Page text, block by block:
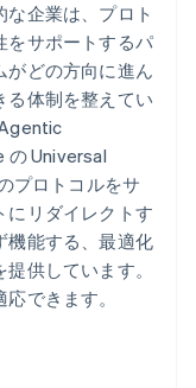
な企業は、プロト
をサポートするパ
がどの方向に進ん
る体制を整えてい
の Universal
プロトコルをサ
にリダイレクトす
機能する、最適化
供しています。
できます。